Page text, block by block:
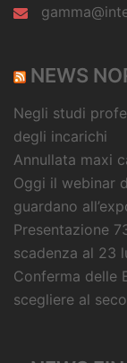
NEWS
Negli studi
degli incarichi
Annullata maxi
Oggi il webinar
guardano
Presentazione
scadenza al 23
Conferma delle
scegliere al